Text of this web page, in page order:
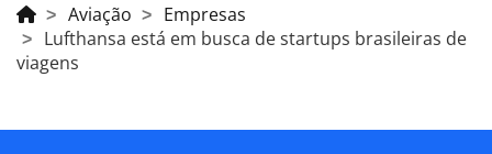
Aviação
Empresas
Lufthansa está em busca de startups brasileiras de
viagens